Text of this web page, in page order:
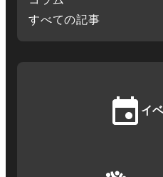
すべての記事
イ